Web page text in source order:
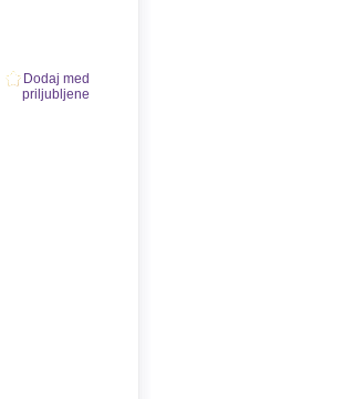
Dodaj med
priljubljene